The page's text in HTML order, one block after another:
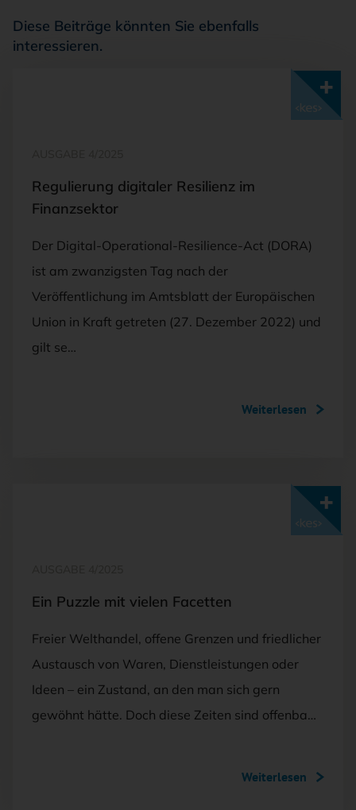
Diese Beiträge könnten Sie ebenfalls
interessieren.
Regulierung digitaler Resilienz im
Finanzsektor
Der Digital-Operational-Resilience-Act (DORA)
ist am zwanzigsten Tag nach der
Veröffentlichung im Amtsblatt der Europäischen
Union in Kraft getreten (27. Dezember 2022) und
gilt se…
Weiterlesen
Ein Puzzle mit vielen Facetten
Freier Welthandel, offene Grenzen und friedlicher
Austausch von Waren, Dienstleistungen oder
Ideen – ein Zustand, an den man sich gern
gewöhnt hätte. Doch diese Zeiten sind offenba…
Weiterlesen